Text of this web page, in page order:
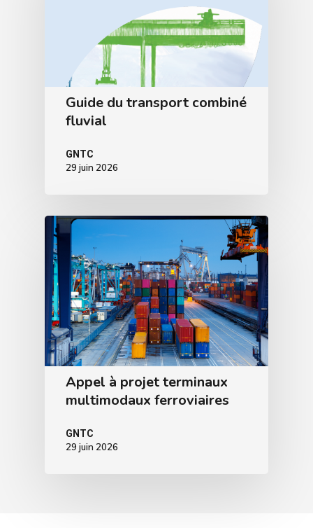
Guide du transport combiné
fluvial
GNTC
29 juin 2026
Appel à projet terminaux
multimodaux ferroviaires
GNTC
29 juin 2026